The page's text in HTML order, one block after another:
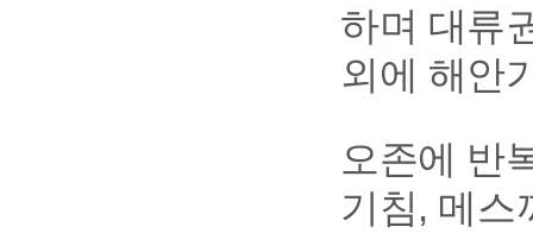
하며 대류
외에 해안
오존에 반
기침, 메스